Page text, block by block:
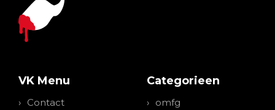
VK Menu
Contact
Categorieen
omfg